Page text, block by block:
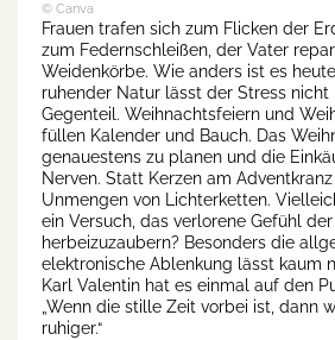
© Canva
Frauen trafen sich zum Flicken der
zum Federnschleißen, der Vater
Weidenkörbe. Wie anders ist es
ruhender Natur lässt der Stress nicht
Gegenteil. Weihnachtsfeiern und
füllen Kalender und Bauch. Das
genauestens zu planen und die
Nerven. Statt Kerzen am
Unmengen von Lichterketten.
ein Versuch, das verlorene Gefühl
herbeizuzaubern? Besonders die
elektronische Ablenkung lässt kaum
Karl Valentin hat es einmal auf den
„Wenn die stille Zeit vorbei ist, dann
ruhiger.“